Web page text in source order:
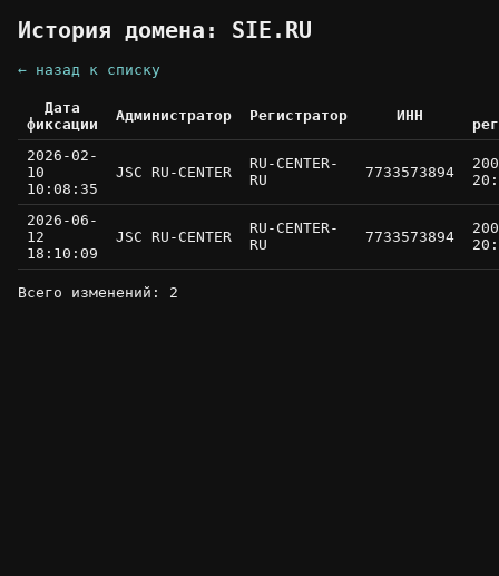
История домена: SIE.RU
← назад к списку
Дата
фиксации
Администратор Регистратор ИНН
2026-02-
10
10:08:35
JSC RU-CENTER
RU-CENTER-
RU
7733573894
2026-06-
12
18:10:09
JSC RU-CENTER
RU-CENTER-
RU
7733573894
Всего изменений: 2